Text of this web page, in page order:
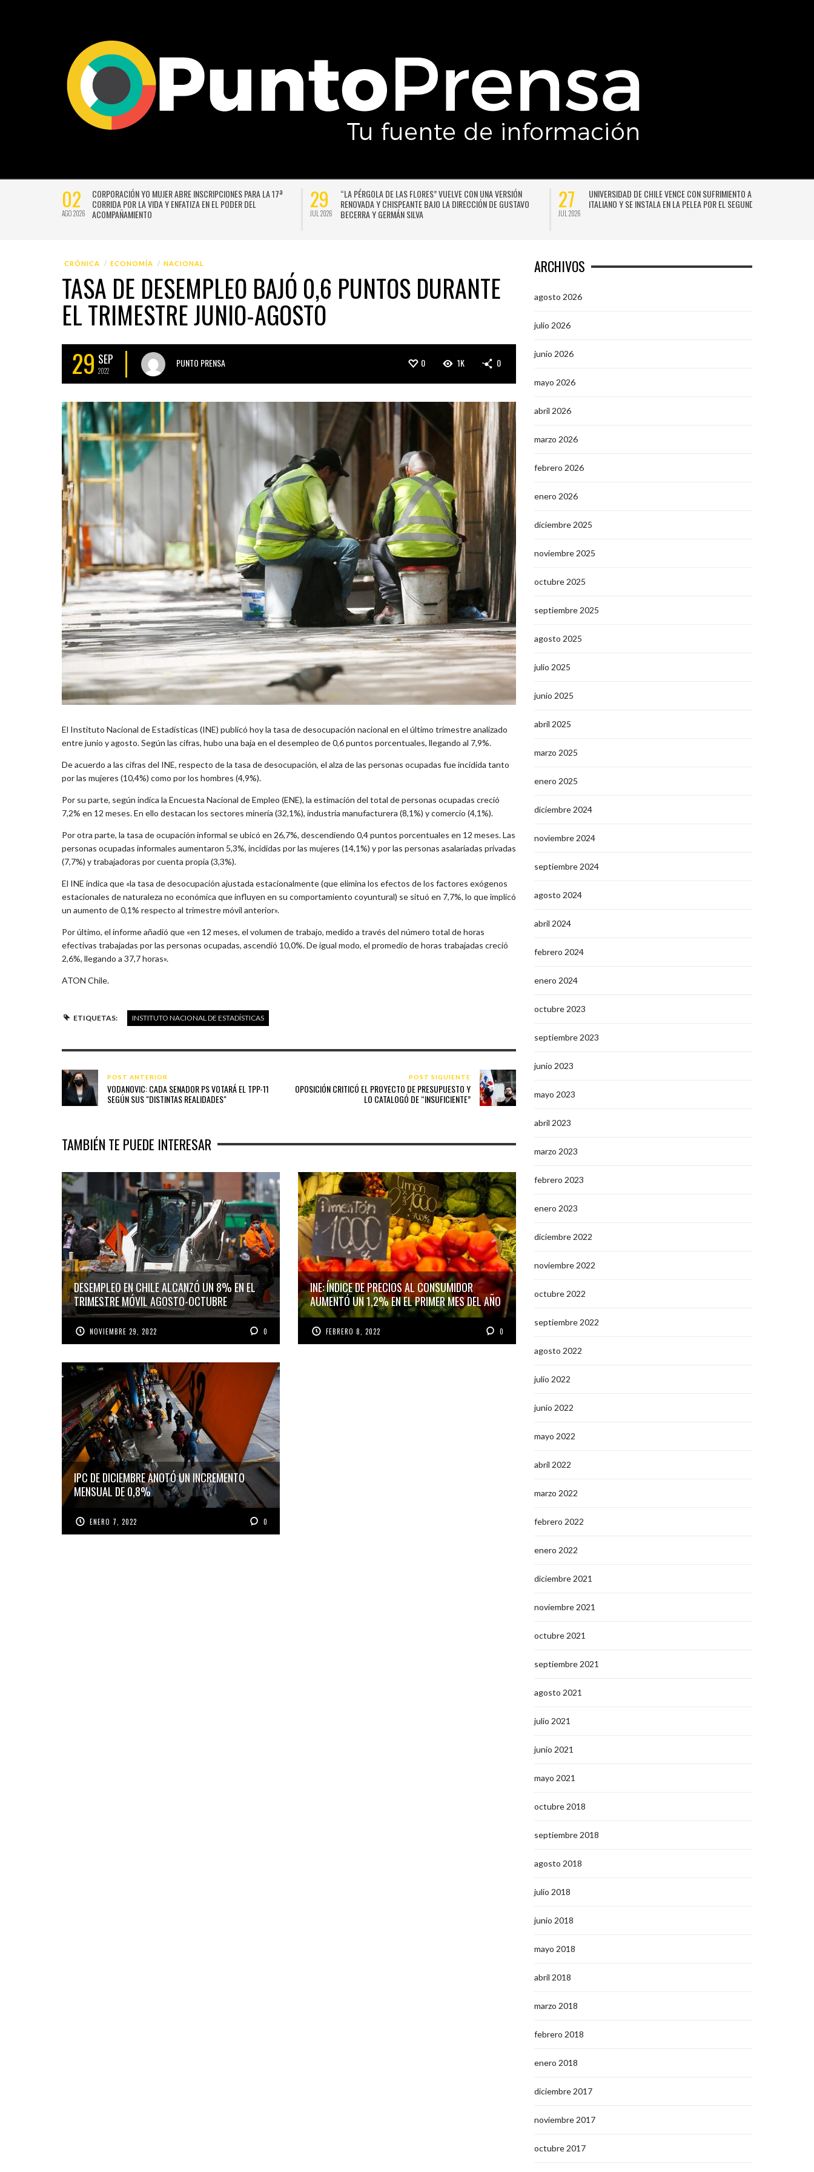
02
AGO 2026
CORPORACIÓN YO MUJER ABRE INSCRIPCIONES PARA LA 17ª
CORRIDA POR LA VIDA Y ENFATIZA EN EL PODER DEL
ACOMPAÑAMIENTO
29
JUL 2026
“LA PÉRGOLA DE LAS FLORES” VUELVE CON UNA VERSIÓN
RENOVADA Y CHISPEANTE BAJO LA DIRECCIÓN DE GUSTAVO
BECERRA Y GERMÁN SILVA
27
JUL 2026
UNIVERSIDAD DE CHILE VENCE CON SUFRIMIENTO A AUDAX
ITALIANO Y SE INSTALA EN LA PELEA POR EL SEGUNDO LUGAR
CRÓNICA ECONOMÍA NACIONAL
TASA DE DESEMPLEO BAJÓ 0,6 PUNTOS DURANTE
EL TRIMESTRE JUNIO-AGOSTO
29 SEP
2022
PUNTO PRENSA 0 1K 0
El Instituto Nacional de Estadísticas (INE) publicó hoy la tasa de desocupación nacional en el último trimestre analizado
entre junio y agosto. Según las cifras, hubo una baja en el desempleo de 0,6 puntos porcentuales, llegando al 7,9%.
De acuerdo a las cifras del INE, respecto de la tasa de desocupación, el alza de las personas ocupadas fue incidida tanto
por las mujeres (10,4%) como por los hombres (4,9%).
Por su parte, según indica la Encuesta Nacional de Empleo (ENE), la estimación del total de personas ocupadas creció
7,2% en 12 meses. En ello destacan los sectores minería (32,1%), industria manufacturera (8,1%) y comercio (4,1%).
Por otra parte, la tasa de ocupación informal se ubicó en 26,7%, descendiendo 0,4 puntos porcentuales en 12 meses. Las
personas ocupadas informales aumentaron 5,3%, incididas por las mujeres (14,1%) y por las personas asalariadas privadas
(7,7%) y trabajadoras por cuenta propia (3,3%).
El INE indica que «la tasa de desocupación ajustada estacionalmente (que elimina los efectos de los factores exógenos
estacionales de naturaleza no económica que influyen en su comportamiento coyuntural) se situó en 7,7%, lo que implicó
un aumento de 0,1% respecto al trimestre móvil anterior».
Por último, el informe añadió que «en 12 meses, el volumen de trabajo, medido a través del número total de horas
efectivas trabajadas por las personas ocupadas, ascendió 10,0%. De igual modo, el promedio de horas trabajadas creció
2,6%, llegando a 37,7 horas».
ATON Chile.
ETIQUETAS: INSTITUTO NACIONAL DE ESTADÍSTICAS
POST ANTERIOR
VODANOVIC: CADA SENADOR PS VOTARÁ EL TPP-11
SEGÚN SUS "DISTINTAS REALIDADES"
POST SIGUIENTE
OPOSICIÓN CRITICÓ EL PROYECTO DE PRESUPUESTO Y
LO CATALOGÓ DE “INSUFICIENTE”
TAMBIÉN TE PUEDE INTERESAR
DESEMPLEO EN CHILE ALCANZÓ UN 8% EN EL
TRIMESTRE MÓVIL AGOSTO-OCTUBRE
NOVIEMBRE 29, 2022 0
INE: ÍNDICE DE PRECIOS AL CONSUMIDOR
AUMENTÓ UN 1,2% EN EL PRIMER MES DEL AÑO
FEBRERO 8, 2022 0
IPC DE DICIEMBRE ANOTÓ UN INCREMENTO
MENSUAL DE 0,8%
ENERO 7, 2022 0
ARCHIVOS
agosto 2026
julio 2026
junio 2026
mayo 2026
abril 2026
marzo 2026
febrero 2026
enero 2026
diciembre 2025
noviembre 2025
octubre 2025
septiembre 2025
agosto 2025
julio 2025
junio 2025
abril 2025
marzo 2025
enero 2025
diciembre 2024
noviembre 2024
septiembre 2024
agosto 2024
abril 2024
febrero 2024
enero 2024
octubre 2023
septiembre 2023
junio 2023
mayo 2023
abril 2023
marzo 2023
febrero 2023
enero 2023
diciembre 2022
noviembre 2022
octubre 2022
septiembre 2022
agosto 2022
julio 2022
junio 2022
mayo 2022
abril 2022
marzo 2022
febrero 2022
enero 2022
diciembre 2021
noviembre 2021
octubre 2021
septiembre 2021
agosto 2021
julio 2021
junio 2021
mayo 2021
octubre 2018
septiembre 2018
agosto 2018
julio 2018
junio 2018
mayo 2018
abril 2018
marzo 2018
febrero 2018
enero 2018
diciembre 2017
noviembre 2017
octubre 2017